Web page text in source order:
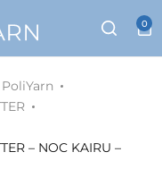
0
– NOC KAIRU –